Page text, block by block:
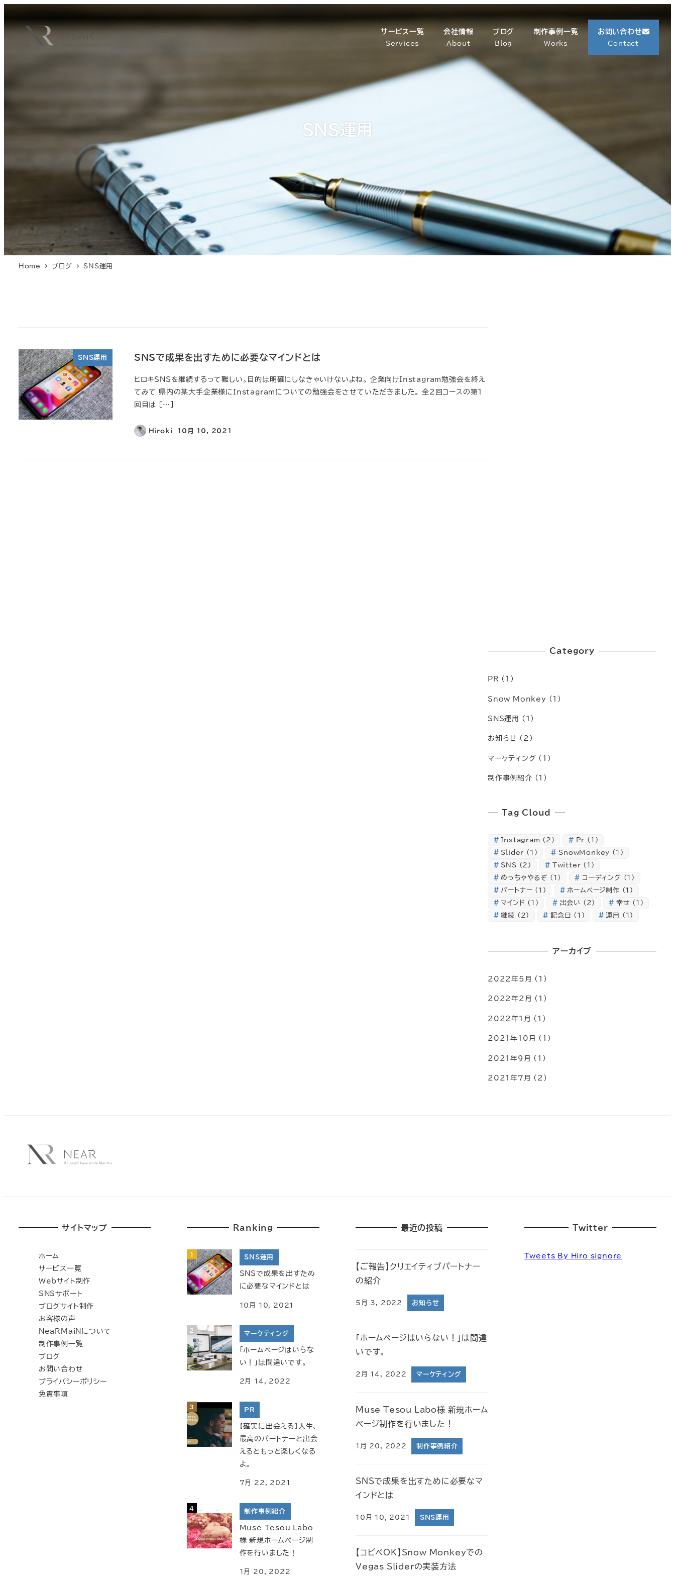
サービス一覧
Services
会社情報
About
ブログ
Blog
制作事例一覧
Works
お問い合わせ
Contact
SNS運用
Home ブログ SNS運用
SNS運用 SNSで成果を出すために必要なマインドとは
ヒロキSNSを継続するって難しい。目的は明確にしなきゃいけないよね。 企業向けInstagram勉強会を終え
てみて 県内の某大手企業様にInstagramについての勉強会をさせていただきました。 全2回コースの第1
回目は […]
Hiroki 10月 10, 2021
Category
PR (1)
Snow Monkey (1)
SNS運用 (1)
お知らせ (2)
マーケティング (1)
制作事例紹介 (1)
Tag Cloud
Instagram (2) Pr (1)
Slider (1) SnowMonkey (1)
SNS (2) Twitter (1)
めっちゃやるぞ (1) コーディング (1)
パートナー (1) ホームページ制作 (1)
マインド (1) 出会い (2) 幸せ (1)
継続 (2) 記念日 (1) 運用 (1)
アーカイブ
2022年5月 (1)
2022年2月 (1)
2022年1月 (1)
2021年10月 (1)
2021年9月 (1)
2021年7月 (2)
サイトマップ
ホーム
サービス一覧
Webサイト制作
SNSサポート
ブログサイト制作
お客様の声
NeaRMaiNについて
制作事例一覧
ブログ
お問い合わせ
プライバシーポリシー
免責事項
Ranking
SNS運用
SNSで成果を出すため
に必要なマインドとは
10月 10, 2021
マーケティング
「ホームページはいらな
い！」は間違いです。
2月 14, 2022
PR
【確実に出会える】人生、
最高のパートナーと出会
えるともっと楽しくなる
よ。
7月 22, 2021
制作事例紹介
Muse Tesou Labo
様 新規ホームページ制
作を行いました！
1月 20, 2022
最近の投稿
【ご報告】クリエイティブパートナー
の紹介
5月 3, 2022 お知らせ
「ホームページはいらない！」は間違
いです。
2月 14, 2022 マーケティング
Muse Tesou Labo様 新規ホーム
ページ制作を行いました！
1月 20, 2022 制作事例紹介
SNSで成果を出すために必要なマ
インドとは
10月 10, 2021 SNS運用
【コピペOK】Snow Monkeyでの
Vegas Sliderの実装方法
Twitter
Tweets By Hiro_signore